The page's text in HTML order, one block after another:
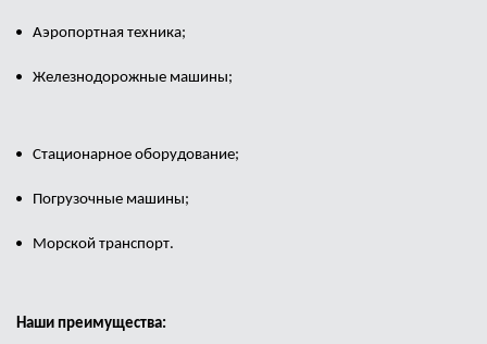
Аэропортная техника;
Железнодорожные машины;
Стационарное оборудование;
Погрузочные машины;
Морской транспорт.
Наши преимущества: